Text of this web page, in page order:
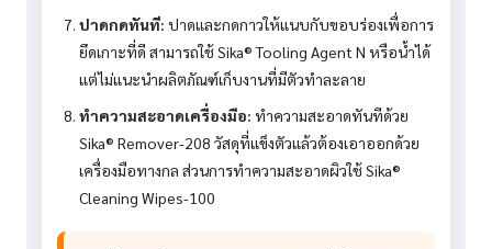
ปาดกดทันที: ปาดและกดกาวให้แนบกับขอบร่องเพื่อการ
ยึดเกาะที่ดี สามารถใช้ Sika® Tooling Agent N หรือน้ำได้
แต่ไม่แนะนำผลิตภัณฑ์เก็บงานที่มีตัวทำละลาย
ทำความสะอาดเครื่องมือ: ทำความสะอาดทันทีด้วย
Sika® Remover-208 วัสดุที่แข็งตัวแล้วต้องเอาออกด้วย
เครื่องมือทางกล ส่วนการทำความสะอาดผิวใช้ Sika®
Cleaning Wipes-100